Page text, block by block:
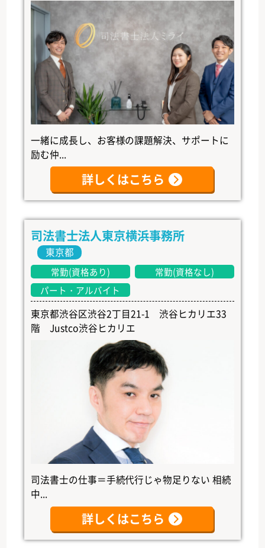
一緒に成長し、お客様の課題解決、サポートに
励む仲...
詳しくはこちら
司法書士法人東京横浜事務所
東京都
常勤(資格あり)
常勤(資格なし)
パート・アルバイト
東京都渋谷区渋谷2丁目21-1 渋谷ヒカリエ33
階 Justco渋谷ヒカリエ
司法書士の仕事＝手続代行じゃ物足りない 相続
中...
詳しくはこちら